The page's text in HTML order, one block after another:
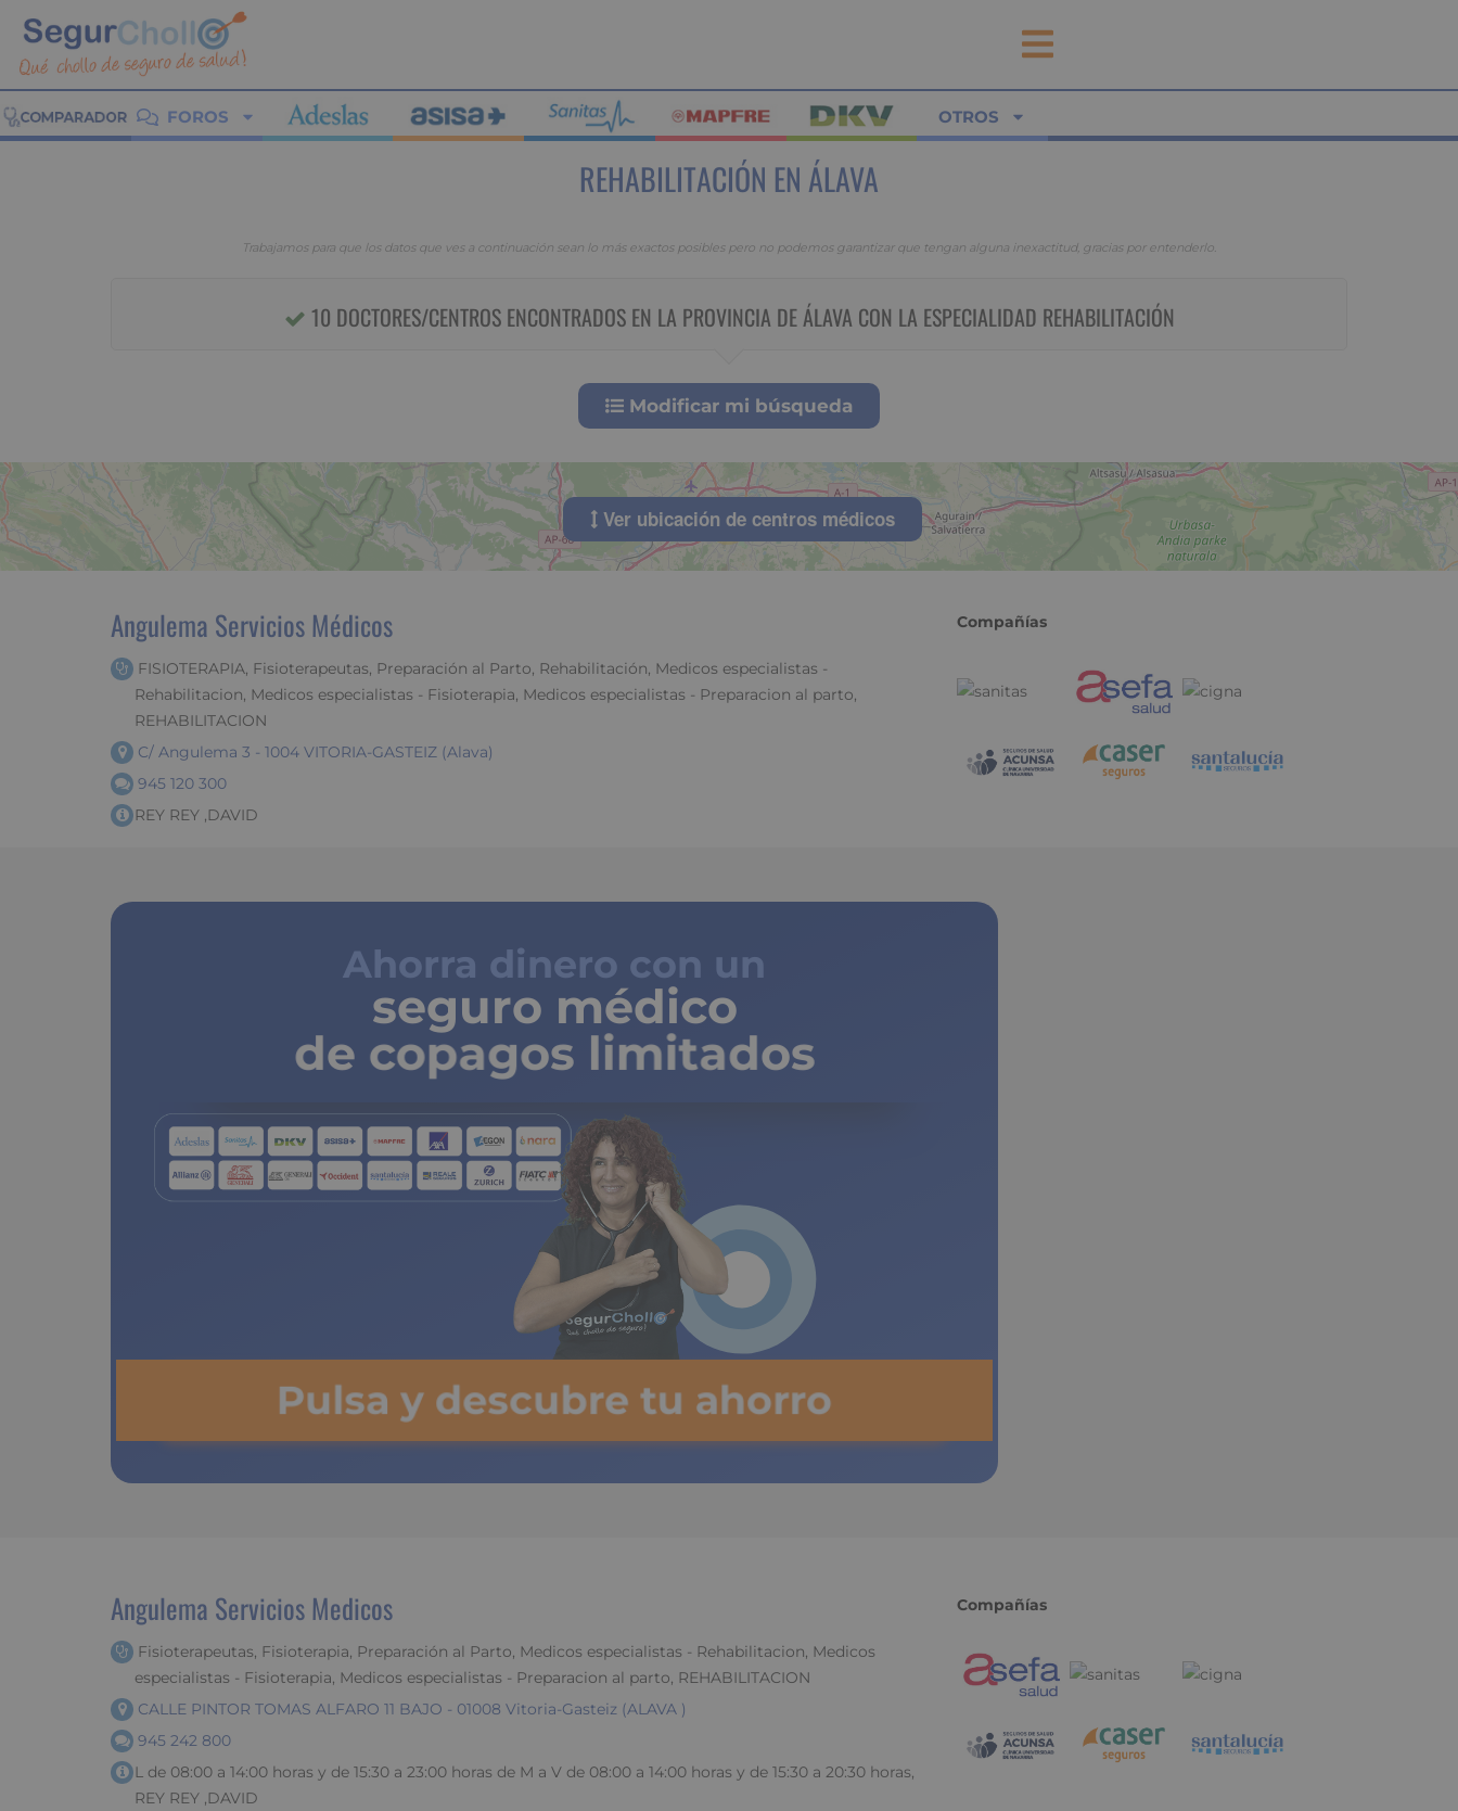
FOROS OTROS
REHABILITACIÓN EN ÁLAVA
Trabajamos para que los datos que ves a continuación sean lo más exactos posibles pero no podemos garantizar que tengan alguna inexactitud, gracias por entenderlo.
10 DOCTORES/CENTROS ENCONTRADOS EN LA PROVINCIA DE ÁLAVA CON LA ESPECIALIDAD REHABILITACIÓN
Modificar mi búsqueda
Ver ubicación de centros médicos
10
Angulema Servicios Médicos
FISIOTERAPIA, Fisioterapeutas, Preparación al Parto, Rehabilitación, Medicos especialistas -
Rehabilitacion, Medicos especialistas - Fisioterapia, Medicos especialistas - Preparacion al parto,
REHABILITACION
C/ Angulema 3 - 1004 VITORIA-GASTEIZ (Alava)
945 120 300
REY REY ,DAVID
Compañías
Ahorra dinero con un
seguro médico
de copagos limitados
Pulsa y descubre tu ahorro
Angulema Servicios Medicos
Fisioterapeutas, Fisioterapia, Preparación al Parto, Medicos especialistas - Rehabilitacion, Medicos
especialistas - Fisioterapia, Medicos especialistas - Preparacion al parto, REHABILITACION
CALLE PINTOR TOMAS ALFARO 11 BAJO - 01008 Vitoria-Gasteiz (ALAVA )
945 242 800
L de 08:00 a 14:00 horas y de 15:30 a 23:00 horas de M a V de 08:00 a 14:00 horas y de 15:30 a 20:30 horas,
REY REY ,DAVID
Compañías